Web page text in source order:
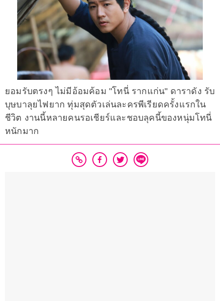
ยอมรับตรงๆ ไม่มีอ้อมค้อม "โทนี่ รากแก่น" ดาราดัง รับ
บุษบาลุยไฟยาก ทุ่มสุดตัวเล่นละครพีเรียดครั้งแรกใน
ชีวิต งานนี้หลายคนรอเชียร์และชอบลุคนี้ของหนุ่มโทนี่
หนักมาก